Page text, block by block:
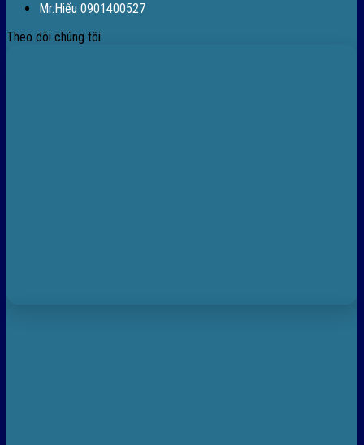
Mr.Hiếu 0901400527
Theo dõi chúng tôi